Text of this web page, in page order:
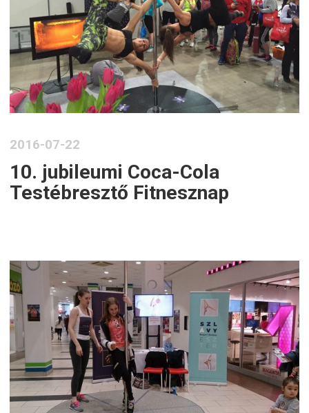
2016-07-22
10. jubileumi Coca-Cola
Testébresztő Fitnesznap